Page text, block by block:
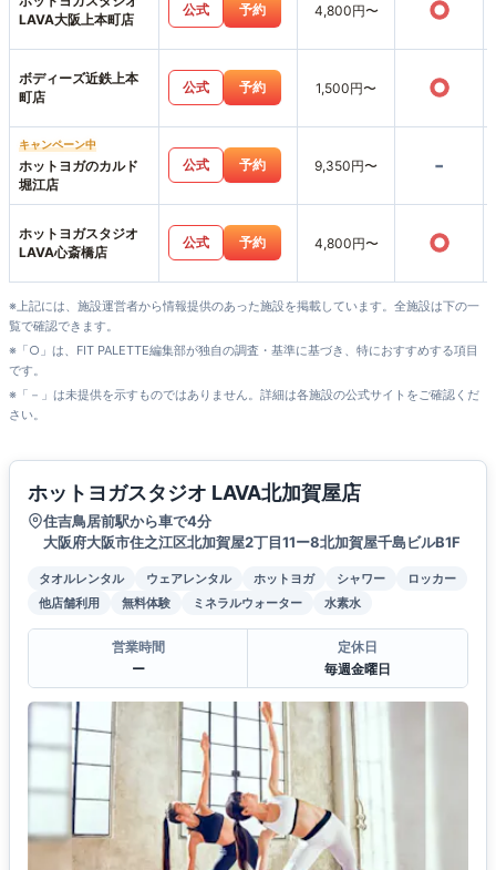
LAVA大阪上本町店
公式 予約 4,800円〜 ○
ボディーズ近鉄上本
町店
公式 予約 1,500円〜 ○
キャンペーン中
ホットヨガのカルド
堀江店
公式 予約 9,350円〜 -
ホットヨガスタジオ
LAVA心斎橋店
公式 予約 4,800円〜 ○
※上記には、施設運営者から情報提供のあった施設を掲載しています。全施設は下の一
覧で確認できます。
※「○」は、FIT PALETTE編集部が独自の調査・基準に基づき、特におすすめする項目
です。
※「－」は未提供を示すものではありません。詳細は各施設の公式サイトをご確認くだ
さい。
ホットヨガスタジオ LAVA北加賀屋店
住吉鳥居前駅から車で4分
大阪府大阪市住之江区北加賀屋2丁目11ー8北加賀屋千島ビルB1F
タオルレンタル ウェアレンタル ホットヨガ シャワー
ロッカー
他店舗利用
無料体験 ミネラルウォーター 水素水
営業時間
ー
定休日
毎週金曜日